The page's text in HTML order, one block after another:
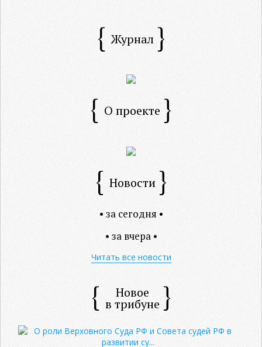
Журнал
О проекте
Новости
• за сегодня •
• за вчера •
Читать все новости
Новое
в трибуне